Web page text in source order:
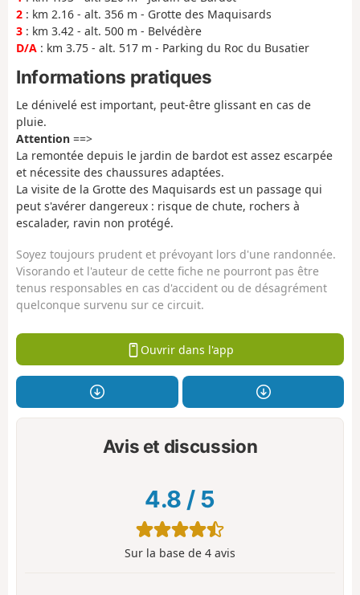
2 : km 2.16 - alt. 356 m - Grotte des Maquisards
3 : km 3.42 - alt. 500 m - Belvédère
D/A : km 3.75 - alt. 517 m - Parking du Roc du Busatier
Informations pratiques
Le dénivelé est important, peut-être glissant en cas de
pluie.
Attention ==>
La remontée depuis le jardin de bardot est assez escarpée
et nécessite des chaussures adaptées.
La visite de la Grotte des Maquisards est un passage qui
peut s'avérer dangereux : risque de chute, rochers à
escalader, ravin non protégé.
Soyez toujours prudent et prévoyant lors d'une randonnée.
Visorando et l'auteur de cette fiche ne pourront pas être
tenus responsables en cas d'accident ou de désagrément
quelconque survenu sur ce circuit.
Ouvrir dans l'app
Avis et discussion
4.8 / 5
Sur la base de 4 avis